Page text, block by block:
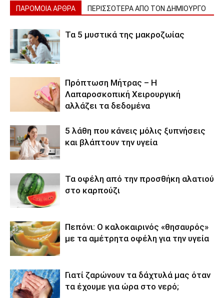
ΠΑΡΟΜΟΙΑ ΑΡΘΡΑ ΠΕΡΙΣΣΟΤΕΡΑ ΑΠΟ ΤΟΝ ΔΗΜΙΟΥΡΓΟ
Τα 5 μυστικά της μακροζωίας
Πρόπτωση Μήτρας – Η
Λαπαροσκοπική Χειρουργική
αλλάζει τα δεδομένα
5 λάθη που κάνεις μόλις ξυπνήσεις
και βλάπτουν την υγεία
Τα οφέλη από την προσθήκη αλατιού
στο καρπούζι
Πεπόνι: Ο καλοκαιρινός «θησαυρός»
με τα αμέτρητα οφέλη για την υγεία
Γιατί ζαρώνουν τα δάχτυλά μας όταν
τα έχουμε για ώρα στο νερό;